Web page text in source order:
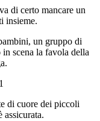
di certo mancare un
insieme.
un gruppo di
scena la favola della
di cuore dei piccoli
assicurata.